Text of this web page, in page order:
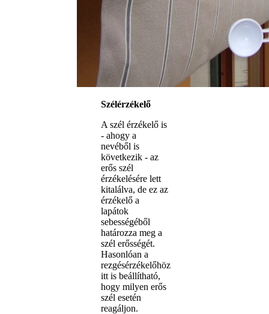
Szélérzékelő
A szél érzékelő is
- ahogy a
nevéből is
következik - az
erős szél
érzékelésére lett
kitalálva, de ez az
érzékelő a
lapátok
sebességéből
határozza meg a
szél erősségét.
Hasonlóan a
rezgésérzékelőhöz
itt is beállítható,
hogy milyen erős
szél esetén
reagáljon.